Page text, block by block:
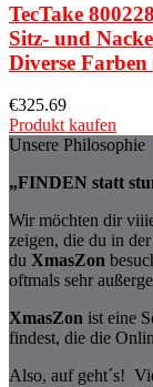
TecTake
Sitz- und
Diverse
€325.69
Produkt kaufen
Unsere Philosophie
„FINDEN statt
Wir möchten dir
zeigen, die du in
du XmasZon
oftmals sehr
XmasZon ist eine
findest, die die
Also, auf geht´s!